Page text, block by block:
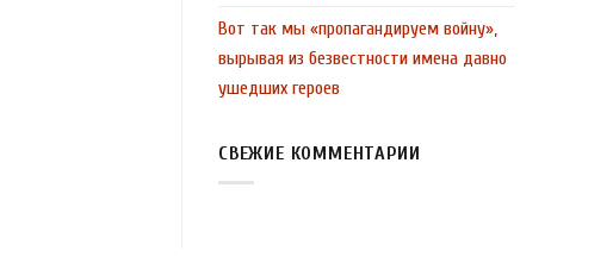
Вот так мы «пропагандируем войну»,
вырывая из безвестности имена давно
ушедших героев
СВЕЖИЕ КОММЕНТАРИИ